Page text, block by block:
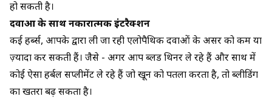
हो सकती है।
दवाओं के साथ नकारात्मक इंटरैक्शन
कई हर्ब्स, आपके द्वारा ली जा रही एलोपैथिक दवाओं के असर को कम या
ज़्यादा कर सकती हैं। जैसे - अगर आप ब्लड थिनर ले रहे हैं और साथ में
कोई ऐसा हर्बल सप्लीमेंट ले रहे हैं जो खून को पतला करता है, तो ब्लीडिंग
का खतरा बढ़ सकता है।